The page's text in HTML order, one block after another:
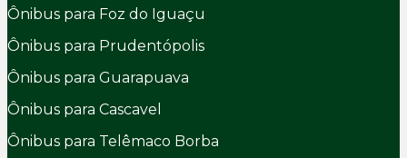
Ônibus para Foz do Iguaçu
Ônibus para Prudentópolis
Ônibus para Guarapuava
Ônibus para Cascavel
Ônibus para Telêmaco Borba